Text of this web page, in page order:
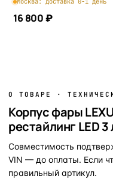
16 800 ₽
О ТОВАРЕ ·
Корпус фары
рестайлинг LED
Совместимость
VIN — до оплаты. Если
правильный артикул.